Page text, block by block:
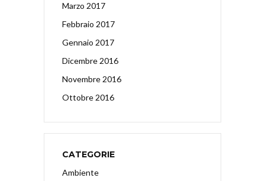
Marzo 2017
Febbraio 2017
Gennaio 2017
Dicembre 2016
Novembre 2016
Ottobre 2016
CATEGORIE
Ambiente